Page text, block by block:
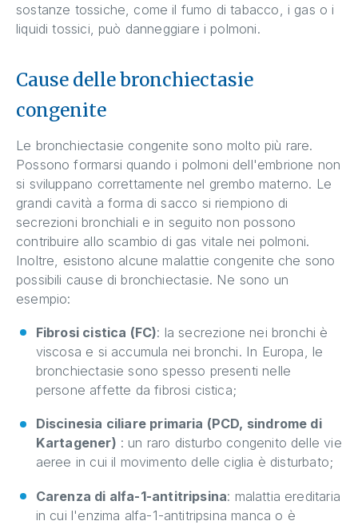
sostanze tossiche, come il fumo di tabacco, i gas o i
liquidi tossici, può danneggiare i polmoni.
Cause delle bronchiectasie
congenite
Le bronchiectasie congenite sono molto più rare.
Possono formarsi quando i polmoni dell'embrione non
si sviluppano correttamente nel grembo materno. Le
grandi cavità a forma di sacco si riempiono di
secrezioni bronchiali e in seguito non possono
contribuire allo scambio di gas vitale nei polmoni.
Inoltre, esistono alcune malattie congenite che sono
possibili cause di bronchiectasie. Ne sono un
esempio:
Fibrosi cistica (FC): la secrezione nei bronchi è
viscosa e si accumula nei bronchi. In Europa, le
bronchiectasie sono spesso presenti nelle
persone affette da fibrosi cistica;
Discinesia ciliare primaria (PCD, sindrome di
Kartagener) : un raro disturbo congenito delle vie
aeree in cui il movimento delle ciglia è disturbato;
Carenza di alfa-1-antitripsina: malattia ereditaria
in cui l'enzima alfa-1-antitripsina manca o è